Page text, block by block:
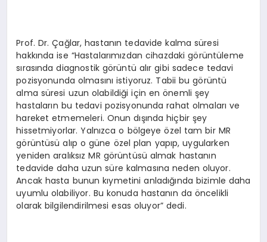
Prof. Dr. Çağlar, hastanın tedavide kalma süresi
hakkında ise “Hastalarımızdan cihazdaki görüntüleme
sırasında diagnostik görüntü alır gibi sadece tedavi
pozisyonunda olmasını istiyoruz. Tabii bu görüntü
alma süresi uzun olabildiği için en önemli şey
hastaların bu tedavi pozisyonunda rahat olmaları ve
hareket etmemeleri. Onun dışında hiçbir şey
hissetmiyorlar. Yalnızca o bölgeye özel tam bir MR
görüntüsü alıp o güne özel plan yapıp, uygularken
yeniden aralıksız MR görüntüsü almak hastanın
tedavide daha uzun süre kalmasına neden oluyor.
Ancak hasta bunun kıymetini anladığında bizimle daha
uyumlu olabiliyor. Bu konuda hastanın da öncelikli
olarak bilgilendirilmesi esas oluyor” dedi.